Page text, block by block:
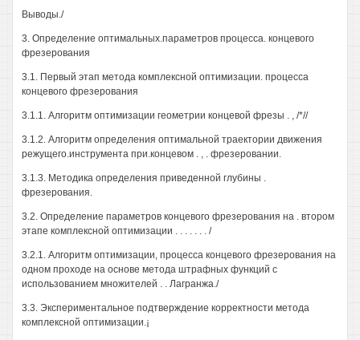
Выводы./
3. Определение оптимальных.параметров процесса. концевого
фрезерования
3.1. Первый этап метода комплексной оптимизации. процесса
концевого фрезерования
3.1.1. Алгоритм оптимизации геометрии концевой фрезы . , /*//
3.1.2. Алгоритм определения оптимальной траектории движения
режущего.инструмента при.концевом . , . фрезеровании.
3.1.3. Методика определения приведенной глубины .
фрезерования.
3.2. Определение параметров концевого фрезерования на . втором
этапе комплексной оптимизации . . . . . . . /
3.2.1. Алгоритм оптимизации, процесса концевого фрезерования на
одном проходе на основе метода штрафных функций с
использованием множителей . . Лагранжа./
3.3. Экспериментальное подтверждение корректности метода
комплексной оптимизации.¡